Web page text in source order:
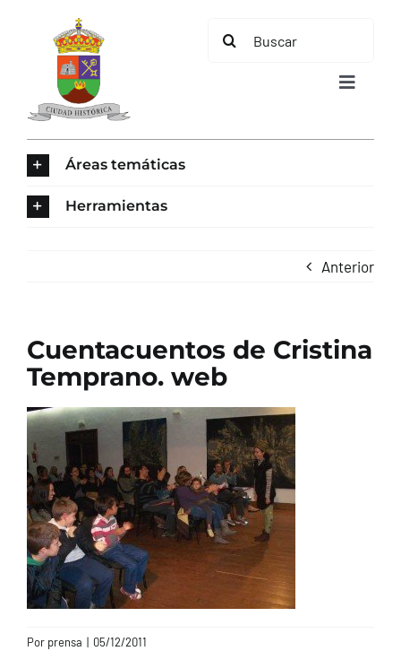
contenido
Buscar:
Toggle
TURISMO
CONTACTO
Áreas temáticas
Herramientas
Anterior
Cuentacuentos de Cristina
Temprano. web
Por prensa | 05/12/2011